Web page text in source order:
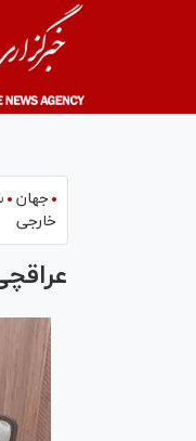
جهان
خارجی